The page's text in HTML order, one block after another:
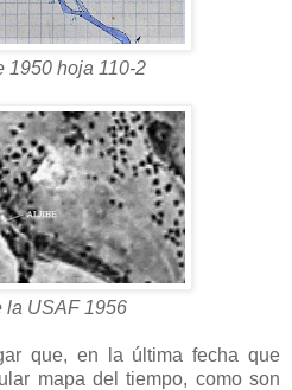
1950 hoja 110-2
la USAF 1956
que, en la última fecha que
mapa del tiempo, como son